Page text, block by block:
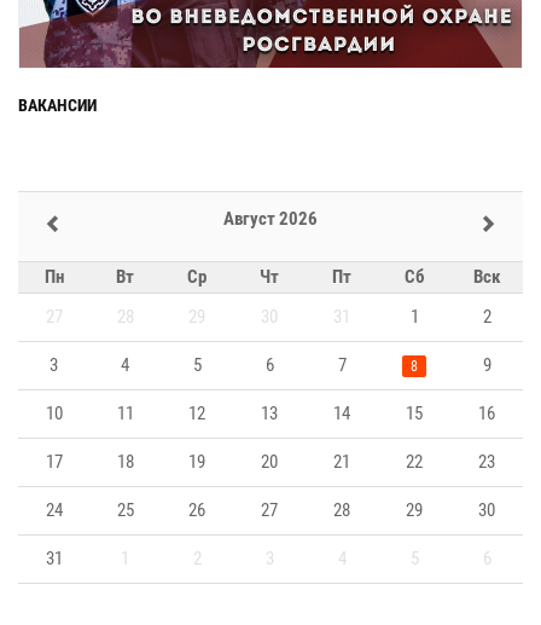
ВАКАНСИИ
Август 2026
Пн Вт Ср Чт Пт Сб
Вск
27
28 29 30 31 1 2
3 4 5 6 7 8 9
10 11 12 13 14 15 16
17 18 19 20 21 22 23
24 25 26 27 28 29 30
31 1 2 3 4 5 6